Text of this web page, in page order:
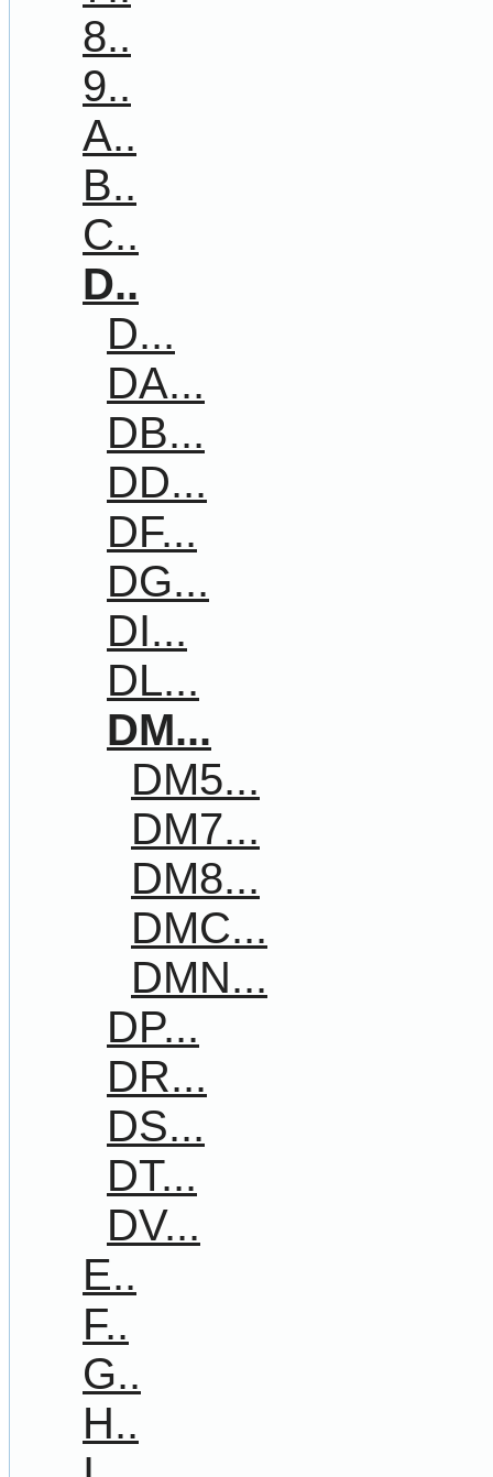
8..
9..
A..
B..
C..
D..
D...
DA...
DB...
DD...
DF...
DG...
DI...
DL...
DM...
DM5...
DM7...
DM8...
DMC...
DMN...
DP...
DR...
DS...
DT...
DV...
E..
F..
G..
H..